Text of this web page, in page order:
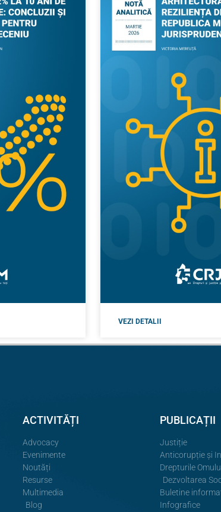
VEZI DETALII
ACTIVITĂȚI
Advocacy
Evenimente
Noutăți
Resurse
Multimedia
Blog
PUBLICAȚII
Justiție
Anticorupție și
Drepturile
Dezvoltarea
Buletine
Infografice